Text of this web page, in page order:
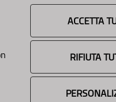
ACCETTA
RIFIUTA